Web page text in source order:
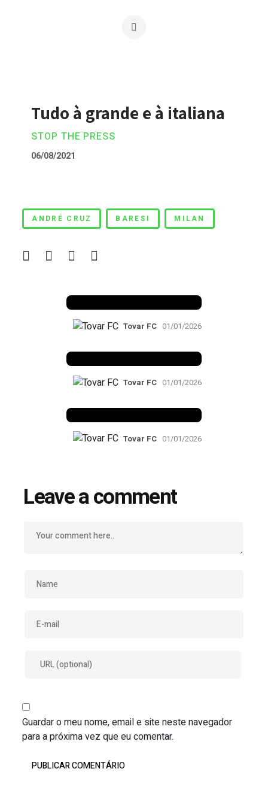
Tudo à grande e à italiana
STOP THE PRESS
06/08/2021
Tudo à grande e à italiana
ANDRÉ CRUZ BARESI MILAN
Tovar FC 01/01/2026
Tovar FC 01/01/2026
Tovar FC 01/01/2026
Leave a comment
Guardar o meu nome, email e site neste navegador
para a próxima vez que eu comentar.